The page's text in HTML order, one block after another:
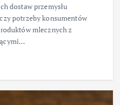
dostaw przemysłu
potrzeby konsumentów
mlecznych z